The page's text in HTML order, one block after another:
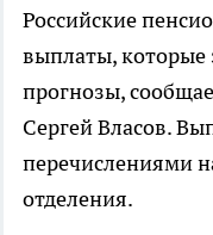
Российские
выплаты, которые
прогнозы,
Сергей Власов.
перечислениями
отделения.